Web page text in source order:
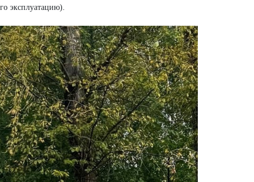
эксплуатацию).